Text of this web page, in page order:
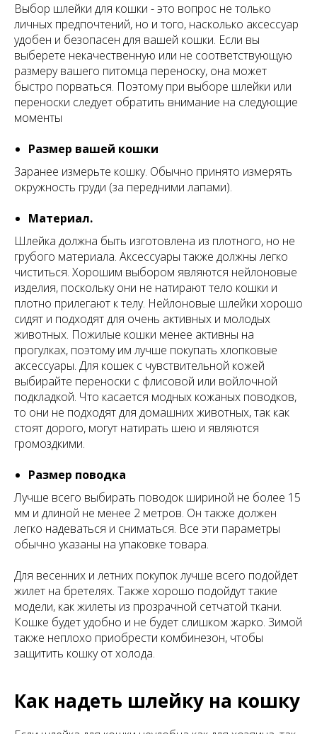
Выбор шлейки для кошки - это вопрос не только
личных предпочтений, но и того, насколько аксессуар
удобен и безопасен для вашей кошки. Если вы
выберете некачественную или не соответствующую
размеру вашего питомца переноску, она может
быстро порваться. Поэтому при выборе шлейки или
переноски следует обратить внимание на следующие
моменты
Размер вашей кошки
Заранее измерьте кошку. Обычно принято измерять
окружность груди (за передними лапами).
Материал.
Шлейка должна быть изготовлена из плотного, но не
грубого материала. Аксессуары также должны легко
чиститься. Хорошим выбором являются нейлоновые
изделия, поскольку они не натирают тело кошки и
плотно прилегают к телу. Нейлоновые шлейки хорошо
сидят и подходят для очень активных и молодых
животных. Пожилые кошки менее активны на
прогулках, поэтому им лучше покупать хлопковые
аксессуары. Для кошек с чувствительной кожей
выбирайте переноски с флисовой или войлочной
подкладкой. Что касается модных кожаных поводков,
то они не подходят для домашних животных, так как
стоят дорого, могут натирать шею и являются
громоздкими.
Размер поводка
Лучше всего выбирать поводок шириной не более 15
мм и длиной не менее 2 метров. Он также должен
легко надеваться и сниматься. Все эти параметры
обычно указаны на упаковке товара.
Для весенних и летних покупок лучше всего подойдет
жилет на бретелях. Также хорошо подойдут такие
модели, как жилеты из прозрачной сетчатой ткани.
Кошке будет удобно и не будет слишком жарко. Зимой
также неплохо приобрести комбинезон, чтобы
защитить кошку от холода.
Как надеть шлейку на кошку